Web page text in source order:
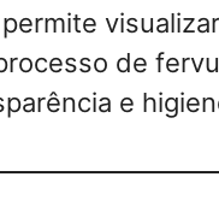
de
e